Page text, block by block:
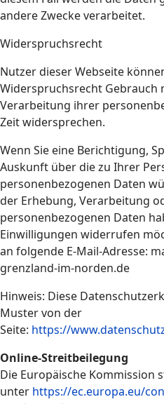
andere Zwecke verarbeitet.
Widerspruchsrecht
Nutzer dieser Webseite
Widerspruchsrecht Gebrauch
Verarbeitung ihrer
Zeit widersprechen.
Wenn Sie eine Berichtigung,
Auskunft über die zu Ihrer
personenbezogenen Daten
der Erhebung, Verarbeitung
personenbezogenen Daten
Einwilligungen widerrufen
an folgende E-Mail-Adresse:
grenzland-im-norden.de
Hinweis: Diese
Muster von der
Seite: https://
Online-Streitbeilegung
Die Europäische Kommission
unter https://ec.europa.eu/